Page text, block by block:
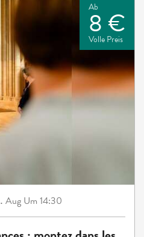
Ab
8 €
Volle Preis
Aug Um 14:30